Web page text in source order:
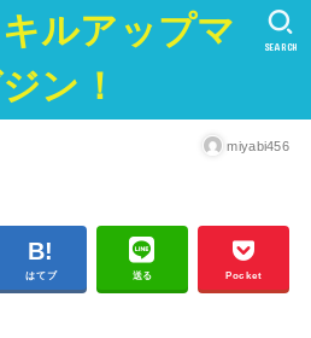
ルアップマ
ン！
SEARCH
miyabi456
はてブ 送る Pocket